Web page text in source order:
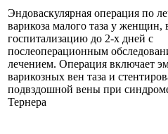
Эндоваскулярная операция по
варикоза малого таза у женщин,
госпитализацию до 2-х дней с
послеоперационным
лечением. Операция включает
варикозных вен таза и
подвздошной вены при
Тернера